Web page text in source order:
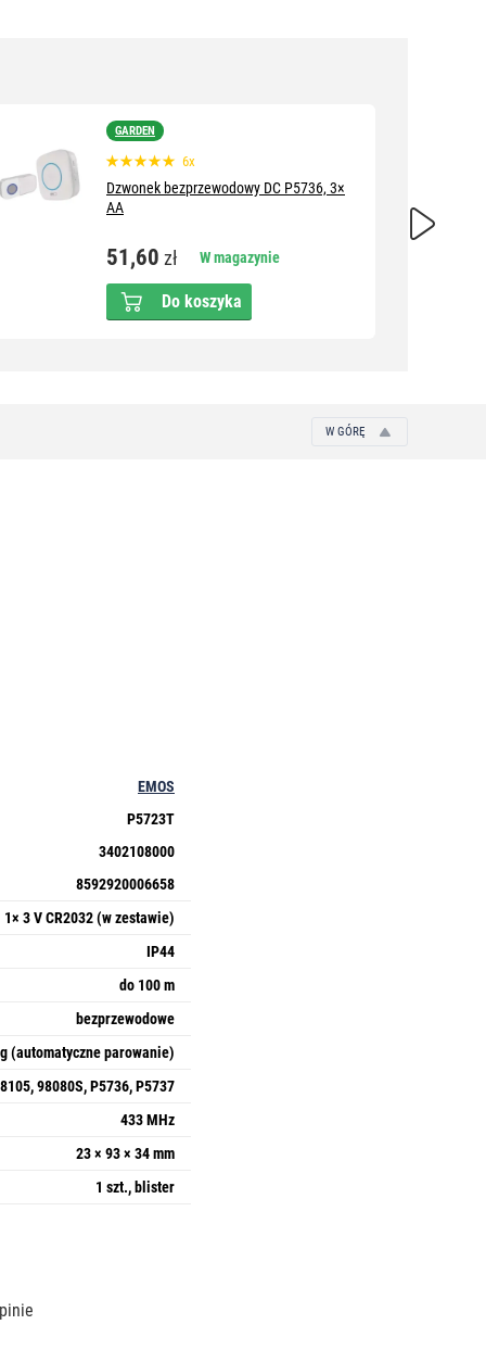
GARDEN
6x
Dzwonek bezprzewodowy DC P5736, 3×
AA
51,60 zł W magazynie
Do koszyka
W GÓRĘ
EMOS
P5723T
3402108000
8592920006658
1× 3 V CR2032 (w zestawie)
IP44
do 100 m
bezprzewodowe
(automatyczne parowanie)
98080S, P5736, P5737
433 MHz
23 × 93 × 34 mm
1 szt., blister